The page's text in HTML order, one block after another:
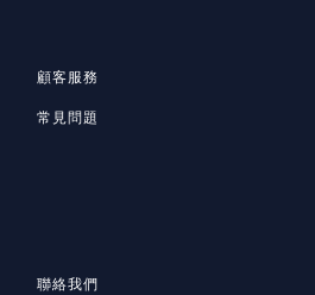
顧客服務
常見問題
聯絡我們